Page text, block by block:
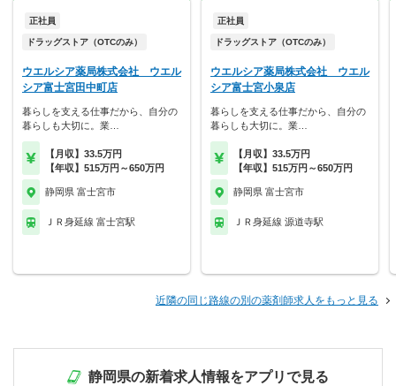
正社員
ドラッグストア（OTCのみ）
ウエルシア薬局株式会社 ウエル
シア富士宮田中町店
暮らしを支える仕事だから、自分の
暮らしも大切に。業…
【月収】33.5万円
【年収】515万円～650万円
静岡県 富士宮市
ＪＲ身延線 富士宮駅
正社員
ドラッグストア（OTCのみ）
ウエルシア薬局株式会社 ウエル
シア富士宮小泉店
暮らしを支える仕事だから、自分の
暮らしも大切に。業…
【月収】33.5万円
【年収】515万円～650万円
静岡県 富士宮市
ＪＲ身延線 源道寺駅
近隣の同じ路線の別の薬剤師求人をもっと見る
静岡県の新着求人情報をアプリで見る